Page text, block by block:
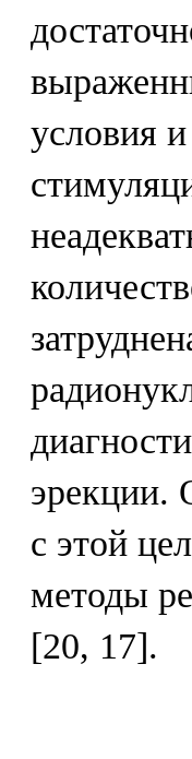
условия
эрекции.
с этой
методы
[20, 17].